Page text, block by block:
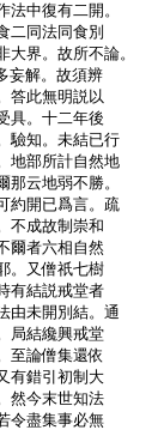
中復有二開。
二同法同食別
界。故所不論。
妄解。故須辨
答此無明説以
具。十二年後
驗知。未結已行
地部所計自然地
云地弱不勝。
約開已爲言。疏
不成故制崇和
爾者六相自然
。又僧祇七樹
有結説戒堂者
由未開別結。通
局結纔興戒堂
至論僧集還依
有錯引初制大
然今末世知法
令盡集事必無